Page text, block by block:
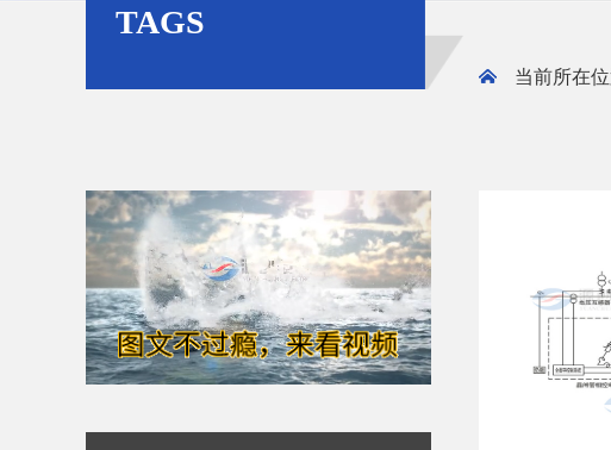
TAGS
当前所在